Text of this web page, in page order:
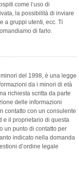
come l’uso di
la possibilità di inviare
a gruppi utenti, ecc. Ti
di farlo.
del 1998, è una legge
da i minori di età
richiesta scritta da parte
delle informazioni
contatto con un consulente
e il proprietario di questa
un punto di contatto per
indicato nella domanda
d’ordine legale